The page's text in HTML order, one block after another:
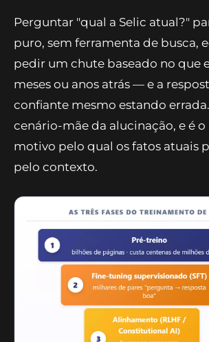
Perguntar "qual a Selic atual?"
puro, sem ferramenta de busca,
pedir um chute baseado no que
meses ou anos atrás — e a
confiante mesmo estando errada.
cenário-mãe da alucinação, e é
motivo pelo qual os fatos atuais
pelo contexto.